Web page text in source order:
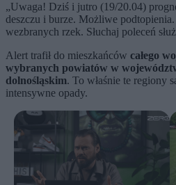
„Uwaga! Dziś i jutro (19/20.04)
deszczu i burze. Możliwe
wezbranych rzek. Słuchaj poleceń
Alert trafił do mieszkańców całego
wybranych powiatów w
dolnośląskim. To właśnie te regiony
intensywne opady.